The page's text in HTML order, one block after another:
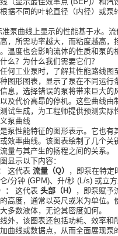
据不同的叶轮直径（内径）或泵
准泵曲线上显示的性能基于水。
，所需功率越大，而粘度越高，
温度也会影响流体的性质和泵的
么？为什么我们需要它们？
何工业泵时，了解其性能路线图
图形图表，显示了泵在不同运行
息，选择错误的泵将带来巨大的
及代价高昂的停机。这些曲线由
试生成，为工程师提供预测实际
泵曲线
泵性能特征的图形表示。它也有
效率曲线。该图表绘制了几个关
量与其产生的扬程之间的关系。
显示以下内容：
这代表流量（Q）
，即泵在特定
/分钟 (GPM)、升/秒 (L/s) 或立方
：
这代表头部（H）
，即泵赋予
高度，通常以英尺或米为单位。
多数液体，无论其密度如何。
外，该图表还包括功耗、效率和
曲线或数据点，从而全面展现泵